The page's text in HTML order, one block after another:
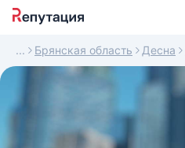
Брянская область Десна